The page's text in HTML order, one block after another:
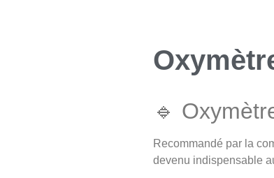
🔹
Recommandé par la
devenu indispensable